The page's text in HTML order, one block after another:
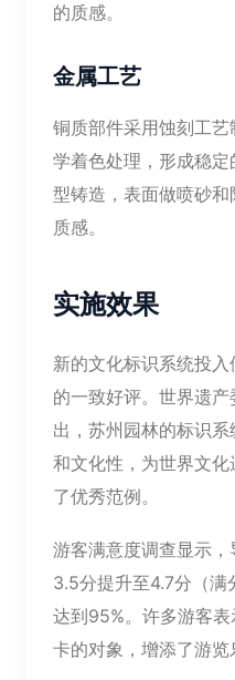
的质感。
金属工艺
铜质部件采用蚀刻工
学着色处理，形成稳
型铸造，表面做喷砂
质感。
实施效果
新的文化标识系统投
的一致好评。世界遗
出，苏州园林的标识
和文化性，为世界文
了优秀范例。
游客满意度调查显示
3.5分提升至4.7分（
达到95%。许多游客
卡的对象，增添了游览